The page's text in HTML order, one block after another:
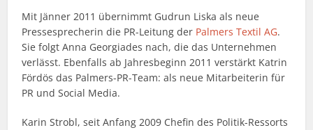
Mit Jänner 2011 übernimmt Gudrun Liska als neue
Pressesprecherin die PR-Leitung der Palmers Textil AG.
Sie folgt Anna Georgiades nach, die das Unternehmen
verlässt. Ebenfalls ab Jahresbeginn 2011 verstärkt Katrin
Fördös das Palmers-PR-Team: als neue Mitarbeiterin für
PR und Social Media.
Karin Strobl, seit Anfang 2009 Chefin des Politik-Ressorts